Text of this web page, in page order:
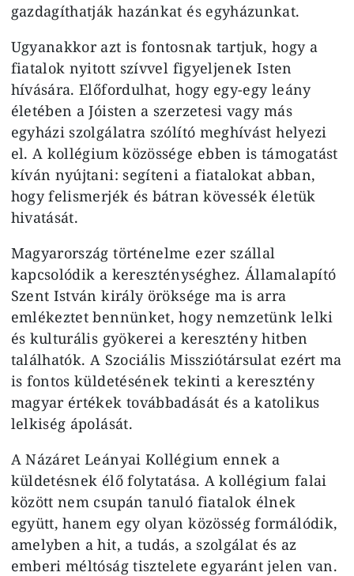
gazdagíthatják hazánkat és egyházunkat.
Ugyanakkor azt is fontosnak tartjuk, hogy a
fiatalok nyitott szívvel figyeljenek Isten
hívására. Előfordulhat, hogy egy-egy leány
életében a Jóisten a szerzetesi vagy más
egyházi szolgálatra szólító meghívást helyezi
el. A kollégium közössége ebben is támogatást
kíván nyújtani: segíteni a fiatalokat abban,
hogy felismerjék és bátran kövessék életük
hivatását.
Magyarország történelme ezer szállal
kapcsolódik a kereszténységhez. Államalapító
Szent István király öröksége ma is arra
emlékeztet bennünket, hogy nemzetünk lelki
és kulturális gyökerei a keresztény hitben
találhatók. A Szociális Missziótársulat ezért ma
is fontos küldetésének tekinti a keresztény
magyar értékek továbbadását és a katolikus
lelkiség ápolását.
A Názáret Leányai Kollégium ennek a
küldetésnek élő folytatása. A kollégium falai
között nem csupán tanuló fiatalok élnek
együtt, hanem egy olyan közösség formálódik,
amelyben a hit, a tudás, a szolgálat és az
emberi méltóság tisztelete egyaránt jelen van.